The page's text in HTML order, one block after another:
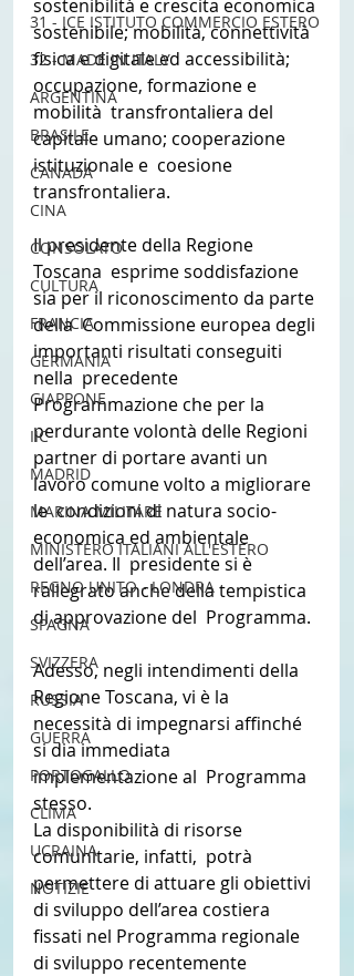
31 - ICE ISTITUTO COMMERCIO ESTERO
32 - MADE IN ITALY
ARGENTINA
BRASILE
CANADA
CINA
CONSOLATO
CULTURA
FRANCIA
GERMANIA
GIAPPONE
IIC
MADRID
MARINA MILITARE
MINISTERO ITALIANI ALL'ESTERO
REGNO UNITO - LONDRA
SPAGNA
SVIZZERA
RUSSIA
GUERRA
PORTOGALLO
CLIMA
UCRAINA
NOTIZIE
sostenibilità e crescita economica
sostenibile; mobilità, connettività
fisica e digitale ed accessibilità;
occupazione, formazione e
mobilità  transfrontaliera del
capitale umano; cooperazione
istituzionale e  coesione
transfrontaliera.
Il presidente della Regione
Toscana  esprime soddisfazione
sia per il riconoscimento da parte
della  Commissione europea degli
importanti risultati conseguiti
nella  precedente
Programmazione che per la
perdurante volontà delle Regioni
partner di portare avanti un
lavoro comune volto a migliorare
le  condizioni di natura socio-
economica ed ambientale
dell’area. Il  presidente si è
rallegrato anche della tempistica
di approvazione del  Programma.
Adesso, negli intendimenti della
Regione Toscana, vi è la
necessità di impegnarsi affinché
si dia immediata
implementazione al  Programma
stesso.
La disponibilità di risorse
comunitarie, infatti,  potrà
permettere di attuare gli obiettivi
di sviluppo dell’area costiera
fissati nel Programma regionale
di sviluppo recentemente